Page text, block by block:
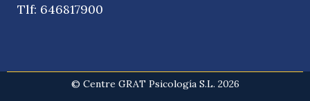
Tlf: 646817900
© Centre GRAT Psicología S.L. 2026